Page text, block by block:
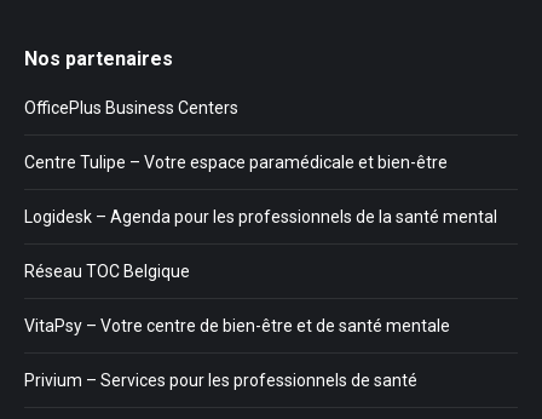
Nos partenaires
OfficePlus Business Centers
Centre Tulipe – Votre espace paramédicale et bien-être
Logidesk – Agenda pour les professionnels de la santé mental
Réseau TOC Belgique
VitaPsy – Votre centre de bien-être et de santé mentale
Privium – Services pour les professionnels de santé